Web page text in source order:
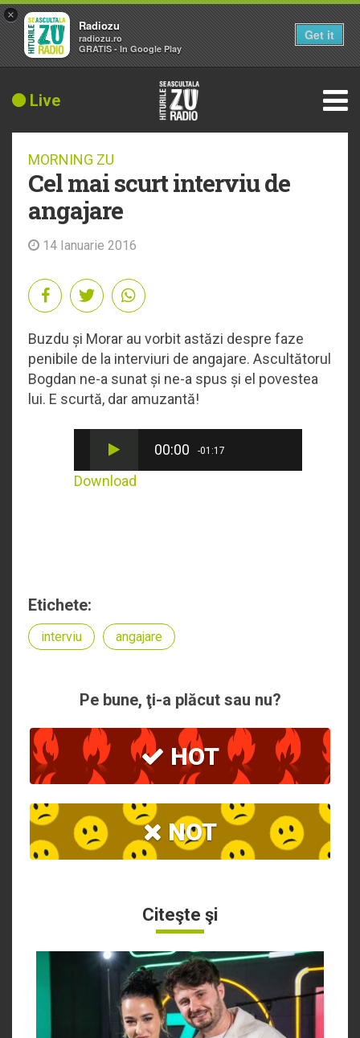
Live
MORNING ZU
Cel mai scurt interviu de
angajare
14 Ianuarie 2016
Buzdu și Morar au vorbit astăzi despre faze
penibile de la interviuri de angajare. Ascultătorul
Bogdan ne-a sunat și ne-a spus și el povestea
lui. E scurtă, dar amuzantă!
00:00 -01:17
Download
Etichete:
interviu angajare
Pe bune, ţi-a plăcut sau nu?
HOT
NOT
Citeşte şi
×
Radiozu
radiozu.ro
GRATIS - In Google Play
Get it